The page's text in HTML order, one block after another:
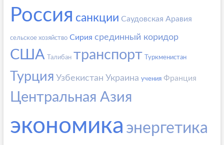
Россия санкции Саудовская Аравия
сельское хозяйство Сирия срединный коридор
США Талибан транспорт Туркменистан
Турция Узбекистан Украина учения Франция
Центральная Азия
экономика энергетика